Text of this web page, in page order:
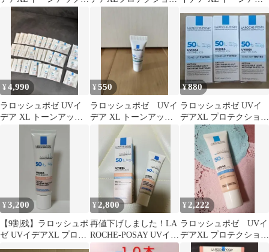
ローズ+
¥4,990
ラロッシュポゼ UVイ
デア XL トーンアップ
ローズ サンプル
¥550
ラロッシュポゼ UVイ
デア XL トーンアップ
クリア サンプル 1
個 3ml
¥880
ラロッシュポゼ UVイ
デアXL プロテクション
トーンアップ ティント
3ml3本
¥3,200
【9割残】ラロッシュポ
ゼ UVイデアXL プロテ
¥ 2,800
再値下げしました！LA
ROCHE-POSAY UVイデ
ア XL プロテクション
¥ 2,222
ラロッシュポゼ UVイ
デアXL プロテクション
トーンアップ ローズ